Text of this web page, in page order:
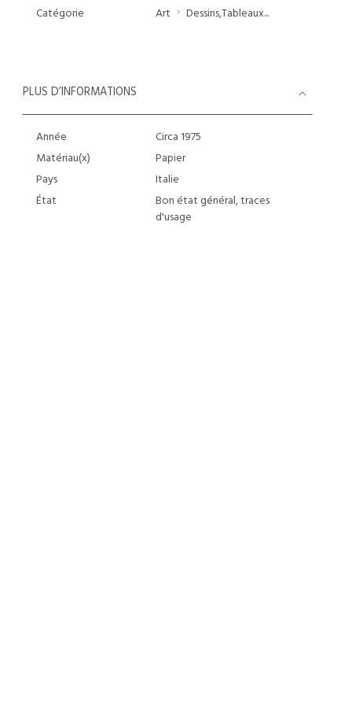
Catégorie Art Dessins,Tableaux...
PLUS D’INFORMATIONS
Année
Circa 1975
Matériau(x)
Papier
Pays
Italie
État
Bon état général, traces
d'usage